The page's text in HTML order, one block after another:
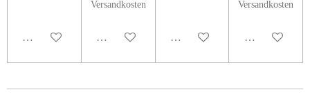
In den Warenkorb
Versandkosten
Bei Verfügbarkeit benachrichtigen
In den Warenkorb
Versandkosten
Bei